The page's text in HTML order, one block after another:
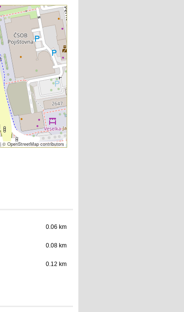
| © OpenStreetMap contributors
0.06 km
0.08 km
0.12 km